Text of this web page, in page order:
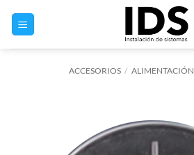
ACCESORIOS / ALIMENTACIÓN